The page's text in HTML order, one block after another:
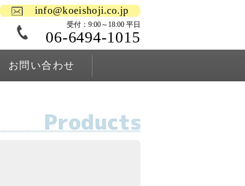
info@koeishoji.co.jp
受付：9:00～18:00 平日
06-6494-1015
お問い合わせ